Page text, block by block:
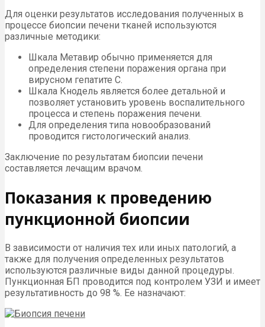
Для оценки результатов исследования полученных в
процессе биопсии печени тканей используются
различные методики:
Шкала Метавир обычно применяется для
определения степени поражения органа при
вирусном гепатите С.
Шкала Кнодель является более детальной и
позволяет установить уровень воспалительного
процесса и степень поражения печени.
Для определения типа новообразований
проводится гистологический анализ.
Заключение по результатам биопсии печени
составляется лечащим врачом.
Показания к проведению
пункционной биопсии
В зависимости от наличия тех или иных патологий, а
также для получения определенных результатов
используются различные виды данной процедуры.
Пункционная БП проводится под контролем УЗИ и имеет
результативность до 98 %. Ее назначают: